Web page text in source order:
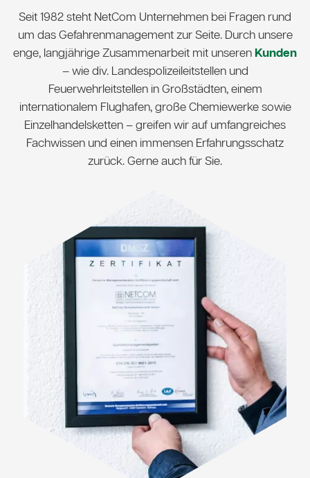
Seit 1982 steht NetCom Unternehmen bei Fragen rund
um das Gefahrenmanagement zur Seite. Durch unsere
enge, langjährige Zusammenarbeit mit unseren Kunden
– wie div. Landespolizeileitstellen und
Feuerwehrleitstellen in Großstädten, einem
internationalem Flughafen, große Chemiewerke sowie
Einzelhandelsketten – greifen wir auf umfangreiches
Fachwissen und einen immensen Erfahrungsschatz
zurück. Gerne auch für Sie.